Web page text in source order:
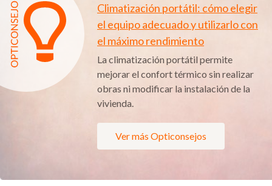
Climatización portátil: cómo elegir
el equipo adecuado y utilizarlo con
el máximo rendimiento
La climatización portátil permite
mejorar el confort térmico sin realizar
obras ni modificar la instalación de la
vivienda.
Ver más Opticonsejos